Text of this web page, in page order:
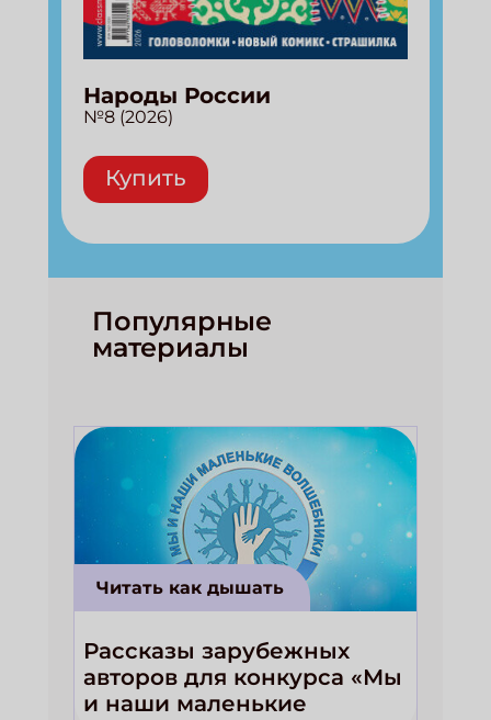
Народы России
№8 (2026)
Купить
Популярные
материалы
Читать как дышать
Рассказы зарубежных
авторов для конкурса «Мы
и наши маленькие